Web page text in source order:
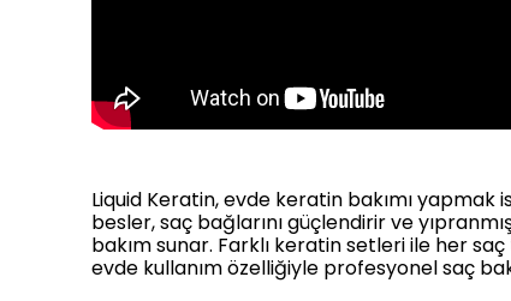
Liquid Keratin, evde keratin bakımı
besler, saç bağlarını güçlendirir ve
bakım sunar. Farklı keratin setleri ile her
evde kullanım özelliğiyle profesyonel saç